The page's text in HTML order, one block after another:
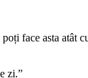
face asta atât
zi.”